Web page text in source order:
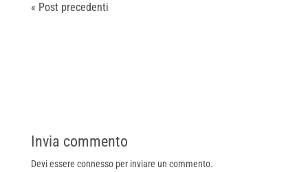
« Post precedenti
Invia commento
Devi essere connessoper inviare un commento.